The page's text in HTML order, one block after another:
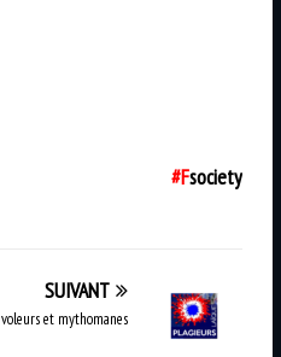
#Fsociety
SUIVANT
et mythomanes